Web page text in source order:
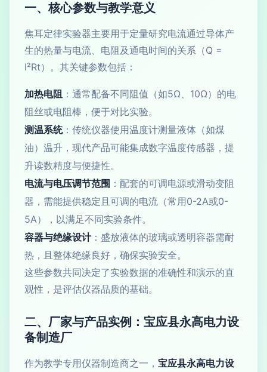
一、核心参数与教学意义
焦耳定律实验器主要用于定量研究电流通过导体产
生的热量与电流、电阻及通电时间的关系（Q =
I²Rt）。其关键参数包括：
加热电阻 ：通常配备不同阻值（如5Ω、10Ω）的电
阻丝或电阻棒，便于对比实验。
测温系统：传统仪器使用温度计测量液体（如煤
油）温升，现代产品可能集成数字温度传感器，提
升读数精度与便捷性。
电流与电压调节范围 ：配套的可调电源或滑动变阻
器，需能提供稳定且可调的电流（常用0-2A或0-
5A），以满足不同实验条件。
容器与绝缘设计：盛放液体的玻璃或透明容器需耐
热，且整体绝缘良好，确保实验安全。
这些参数共同决定了实验数据的准确性和演示的直
观性，是评估仪器品质的基础。
二、厂家与产品实例：宝应县永高电力设
备制造厂
作为教学专用仪器制造商之一， 宝应县永高电力设